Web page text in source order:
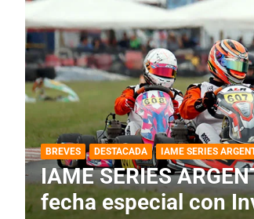
DESTACADA IAME SERIES ARGENTINA
IAME SERIES
fecha con Invitados